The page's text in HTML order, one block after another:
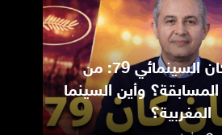
مهرجان كان السينمائي 79: من
وأين السينما
المغربية؟